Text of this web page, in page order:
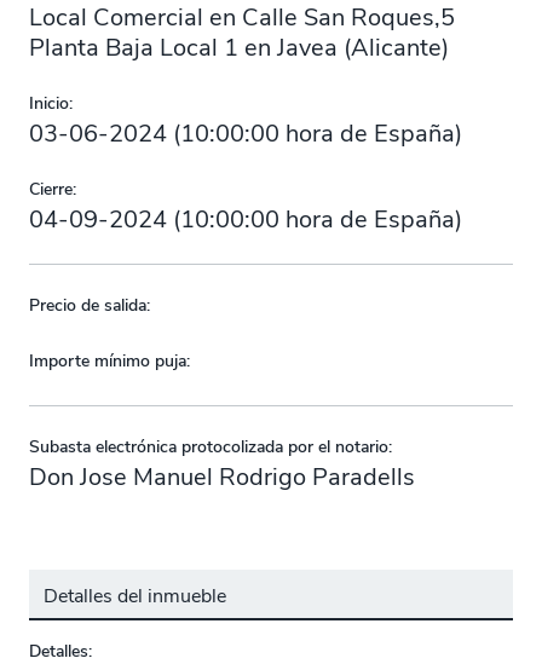
Local Comercial en Calle San Roques,5
Planta Baja Local 1 en Javea (Alicante)
Inicio:
03-06-2024 (10:00:00 hora de España)
Cierre:
04-09-2024 (10:00:00 hora de España)
Precio de salida:
Importe mínimo puja:
Subasta electrónica protocolizada por el notario:
Don Jose Manuel Rodrigo Paradells
Detalles del inmueble
Detalles: